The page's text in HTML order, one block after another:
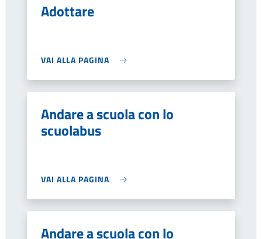
Adottare
VAI ALLA PAGINA
Andare a scuola con lo
scuolabus
VAI ALLA PAGINA
Andare a scuola con lo